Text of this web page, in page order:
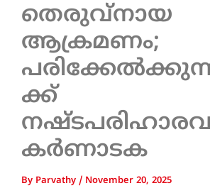
തെരുവ്‌നായ
ആക്രമണം;
ക്ക്
കർണാടക
By Parvathy / November 20, 2025